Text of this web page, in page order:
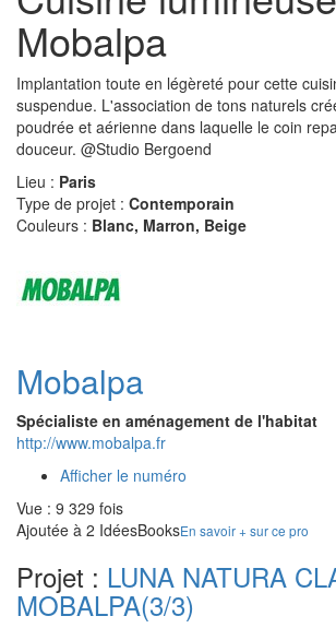
Mobalpa
Implantation toute en légèreté pour cette
suspendue. L'association de tons naturels
poudrée et aérienne dans laquelle le coin
douceur. @Studio Bergoend
Lieu : Paris
Type de projet : Contemporain
Couleurs : Blanc, Marron, Beige
Mobalpa
Spécialiste en aménagement de l'habitat
http://www.mobalpa.fr
Afficher le numéro
Vue : 9 329 fois
Ajoutée à 2 IdéesBooksEn savoir + sur ce pro
Projet : LUNA NATURA
MOBALPA(3/3)